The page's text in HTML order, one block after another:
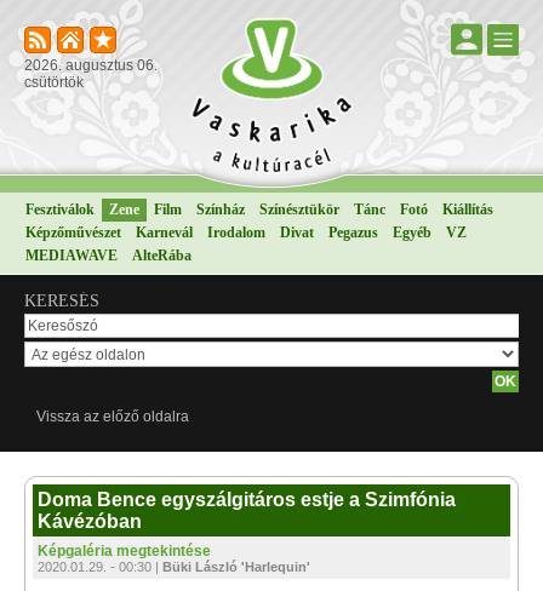
2026. augusztus 06.
csütörtök
Fesztiválok Zene Film Színház Színésztükör Tánc Fotó
Kiállítás
Képzőművészet
Karnevál Irodalom Divat Pegazus Egyéb
VZ
MEDIAWAVE
AlteRába
KERESÉS
Vissza az előző oldalra
Doma Bence egyszálgitáros estje a Szimfónia
Kávézóban
Képgaléria megtekintése
2020.01.29. - 00:30 | Büki László 'Harlequin'